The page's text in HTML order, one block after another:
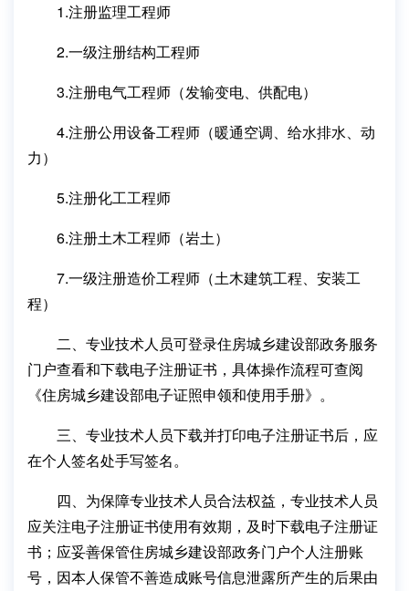
1.注册监理工程师
2.一级注册结构工程师
3.注册电气工程师（发输变电、供配电）
4.注册公用设备工程师（暖通空调、给水排水、动
力）
5.注册化工工程师
6.注册土木工程师（岩土）
7.一级注册造价工程师（土木建筑工程、安装工
程）
二、专业技术人员可登录住房城乡建设部政务服务
门户查看和下载电子注册证书，具体操作流程可查阅
《住房城乡建设部电子证照申领和使用手册》。
三、专业技术人员下载并打印电子注册证书后，应
在个人签名处手写签名。
四、为保障专业技术人员合法权益，专业技术人员
应关注电子注册证书使用有效期，及时下载电子注册证
书；应妥善保管住房城乡建设部政务门户个人注册账
号，因本人保管不善造成账号信息泄露所产生的后果由